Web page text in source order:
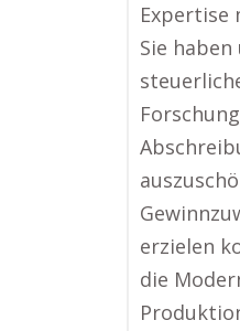
Expertise
Sie
erzielen
die